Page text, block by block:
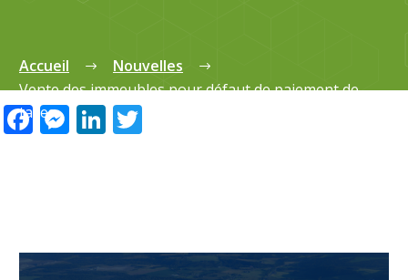
Facebook
Messenger
LinkedIn
Accueil
Nouvelles
Vente des immeubles pour défaut de paiement de
taxes